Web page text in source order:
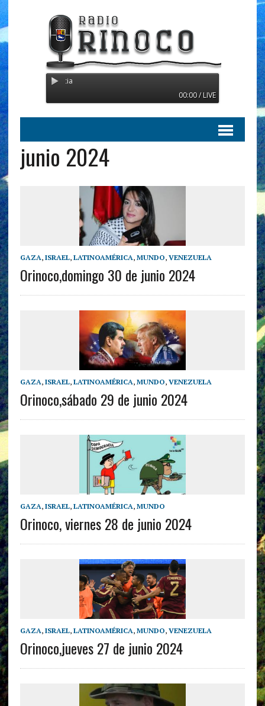
Radio Orinoco -
00:00 / LIVE
junio 2024
GAZA, ISRAEL, LATINOAMÉRICA, MUNDO, VENEZUELA
Orinoco,domingo 30 de junio 2024
GAZA, ISRAEL, LATINOAMÉRICA, MUNDO, VENEZUELA
Orinoco,sábado 29 de junio 2024
GAZA, ISRAEL, LATINOAMÉRICA, MUNDO
Orinoco, viernes 28 de junio 2024
GAZA, ISRAEL, LATINOAMÉRICA, MUNDO, VENEZUELA
Orinoco,jueves 27 de junio 2024